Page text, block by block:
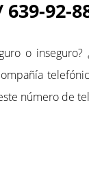
639-92-
o
número de